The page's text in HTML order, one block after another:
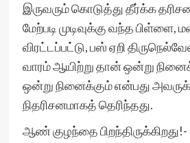
இருவரும் கொடுத்து தீர்க்க
மேற்படி முடிவுக்கு வந்த
விரட்டப்பட்டு, பஸ் ஏறி
வாரம் ஆயிற்று தான் ஒன்று
ஒன்று நினைக்கும் என்பது
நிதரிசனமாகத் தெரிந்தது.
ஆண் குழந்தை பிறந்திருக்கிறது!-